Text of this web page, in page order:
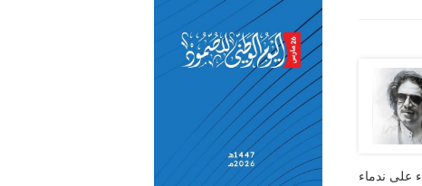
على ندماء